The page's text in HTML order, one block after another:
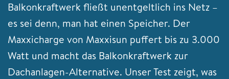
Balkonkraftwerk fließt unentgeltlich ins Netz –
es sei denn, man hat einen Speicher. Der
Maxxicharge von Maxxisun puffert bis zu 3.000
Watt und macht das Balkonkraftwerk zur
Dachanlagen-Alternative. Unser Test zeigt, was